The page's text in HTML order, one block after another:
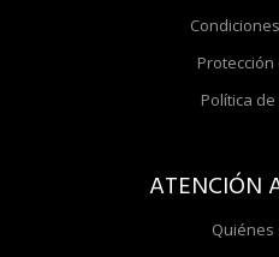
Política
ATENCIÓN
Quiénes